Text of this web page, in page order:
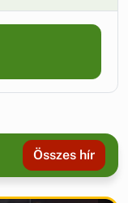
Összes hír